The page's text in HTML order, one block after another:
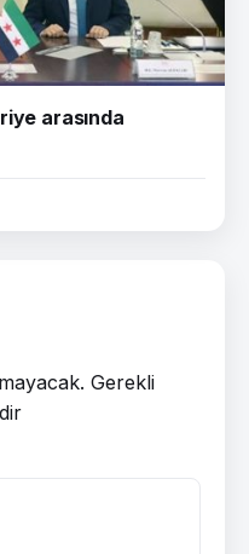
arasında
Gerekli